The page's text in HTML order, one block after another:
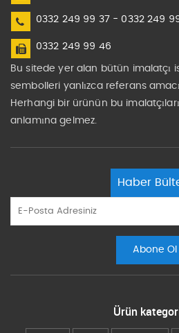
0332 249 99 37 - 0332 249
0332 249 99 46
Bu sitede yer alan bütün imalatçı
sembolleri yanlızca referans
Herhangi bir ürünün bu
anlamına gelmez.
Haber
Ürün